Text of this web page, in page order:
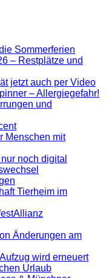
Sommerferien
– Restplätze und
jetzt auch per Video
– Allergiegefahr!
und
Menschen mit
noch digital
Tierheim im
Änderungen am
wird erneuert
Urlaub